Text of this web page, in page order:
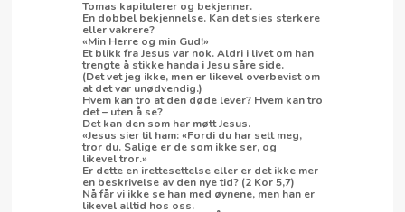
Tomas kapitulerer og bekjenner.
En dobbel bekjennelse. Kan det sies sterkere
eller vakrere?
«Min Herre og min Gud!»
Et blikk fra Jesus var nok. Aldri i livet om han
trengte å stikke handa i Jesu såre side.
(Det vet jeg ikke, men er likevel overbevist om
at det var unødvendig.)
Hvem kan tro at den døde lever? Hvem kan tro
det – uten å se?
Det kan den som har møtt Jesus.
«Jesus sier til ham: «Fordi du har sett meg,
tror du. Salige er de som ikke ser, og
likevel tror.»
Er dette en irettesettelse eller er det ikke mer
en beskrivelse av den nye tid? (2 Kor 5,7)
Nå får vi ikke se han med øynene, men han er
likevel alltid hos oss.